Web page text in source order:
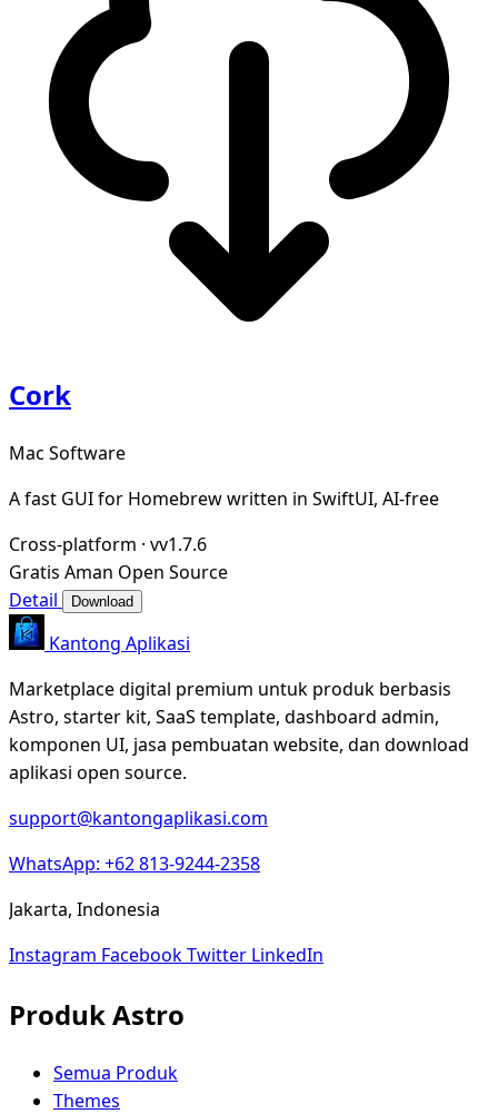
Cork
Mac Software
A fast GUI for Homebrew written in SwiftUI, AI-free
Cross-platform · vv1.7.6
Gratis Aman Open Source
Detail
Download
Kantong Aplikasi
Marketplace digital premium untuk produk berbasis
Astro, starter kit, SaaS template, dashboard admin,
komponen UI, jasa pembuatan website, dan download
aplikasi open source.
support@kantongaplikasi.com
WhatsApp: +62 813-9244-2358
Jakarta, Indonesia
Instagram FacebookTwitter LinkedIn
Produk Astro
Semua Produk
Themes